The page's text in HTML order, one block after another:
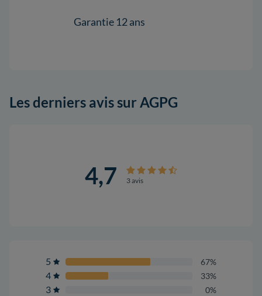
Garantie 12 ans
Les derniers avis sur AGPG
4,7 3 avis
5 67%
4 33%
3 0%